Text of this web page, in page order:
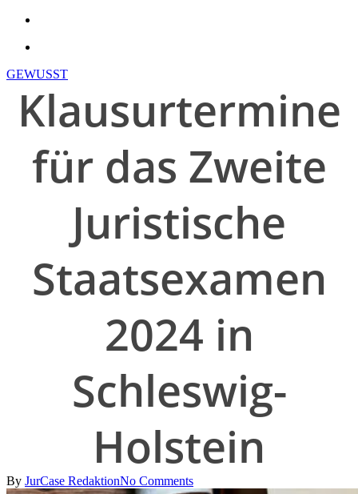
GEWUSST
Klausurtermine
für das Zweite
Juristische
Staatsexamen
2024 in
Schleswig-
Holstein
By JurCase RedaktionNo Comments